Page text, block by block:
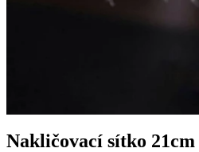
Nakličovací sítko 21cm